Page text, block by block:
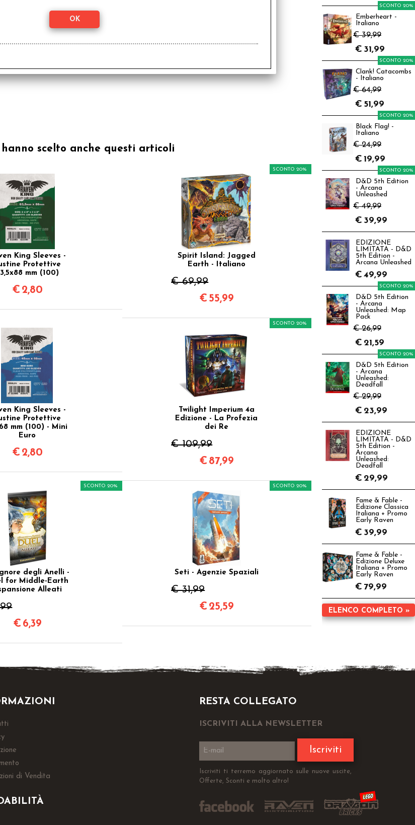
scelto anche questi articoli
King Sleeves -
Protettive
mm (100)
€ 2,80
Spirit Island: Jagged
Earth - Italiano
€ 69,99
SCONTO 20%
€ 55,99
King Sleeves -
Protettive
mm (100) - Mini
Euro
€ 2,80
Twilight Imperium 4a
Edizione - La Profezia
dei Re
€ 109,99
SCONTO 20%
€ 87,99
degli Anelli -
for Middle-Earth
Alleati
SCONTO 20%
€ 6,39
Seti - Agenzie Spaziali
€ 31,99
SCONTO 20%
€ 25,59
Emberheart -
Italiano
€ 39,99
SCONTO 20%
€ 31,99
Clank! Catacombs
- Italiano
€ 64,99
SCONTO 20%
€ 51,99
Black Flag! -
Italiano
€ 24,99
SCONTO 20%
€ 19,99
D&D 5th Edition
- Arcana
Unleashed
€ 49,99
SCONTO 20%
€ 39,99
EDIZIONE
LIMITATA - D&D
5th Edition -
Arcana Unleashed
€ 49,99
D&D 5th Edition
- Arcana
Unleashed: Map
Pack
€ 26,99
SCONTO 20%
€ 21,59
D&D 5th Edition
- Arcana
Unleashed:
Deadfall
€ 29,99
SCONTO 20%
€ 23,99
EDIZIONE
LIMITATA - D&D
5th Edition -
Arcana
Unleashed:
Deadfall
€ 29,99
Fame & Fable -
Edizione Classica
Italiana + Promo
Early Raven
€ 39,99
Fame & Fable -
Edizione Deluxe
Italiana + Promo
Early Raven
€ 79,99
ELENCO COMPLETO »
di Vendita
RESTA COLLEGATO
ISCRIVITI ALLA NEWSLETTER
Iscriviti
Iscriviti ti terremo aggiornato sulle nuove uscite,
Offerte, Sconti e molto altro!